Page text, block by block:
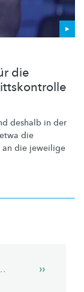
die
deshalb in der
die
an die jeweilige
Next
››